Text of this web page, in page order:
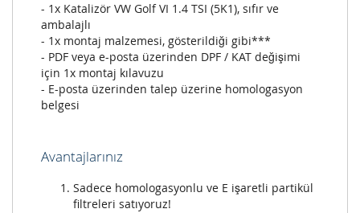
- 1x Katalizör VW Golf VI 1.4 TSI (5K1), sıfır ve
ambalajlı
- 1x montaj malzemesi, gösterildiği gibi***
- PDF veya e-posta üzerinden DPF / KAT değişimi
için 1x montaj kılavuzu
- E-posta üzerinden talep üzerine homologasyon
belgesi
Avantajlarınız
Sadece homologasyonlu ve E işaretli partikül
filtreleri satıyoruz!